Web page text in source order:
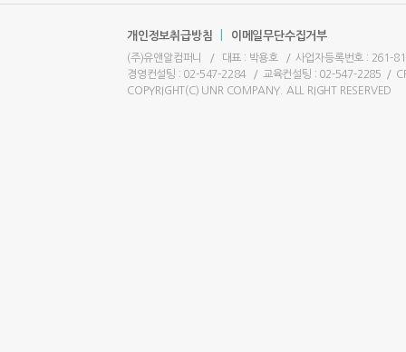
개인정보취급방침 이메일무단수집거부
(주)유앤알컴퍼니 / 대표 : 박용호 / 사업자등록번호 : 261-
경영컨설팅 : 02-547-2284
/ 교육컨설팅 : 02-547-2285 /
COPYRIGHT(C) UNR COMPANY. ALL RIGHT RESERVED